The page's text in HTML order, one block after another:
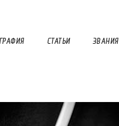
СТАТЬИ